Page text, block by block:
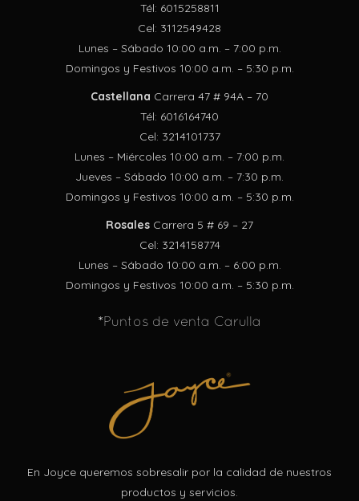
Tél: 6015258811
Cel: 3112549428
Lunes – Sábado 10:00 a.m. – 7:00 p.m.
Domingos y Festivos 10:00 a.m. – 5:30 p.m.
Castellana Carrera 47 # 94A – 70
Tél: 6016164740
Cel: 3214101737
Lunes – Miércoles 10:00 a.m. – 7:00 p.m.
Jueves – Sábado 10:00 a.m. – 7:30 p.m.
Domingos y Festivos 10:00 a.m. – 5:30 p.m.
Rosales Carrera 5 # 69 – 27
Cel: 3214158774
Lunes – Sábado 10:00 a.m. – 6:00 p.m.
Domingos y Festivos 10:00 a.m. – 5:30 p.m.
*Puntos de venta Carulla
En Joyce queremos sobresalir por la calidad de nuestros
productos y servicios.